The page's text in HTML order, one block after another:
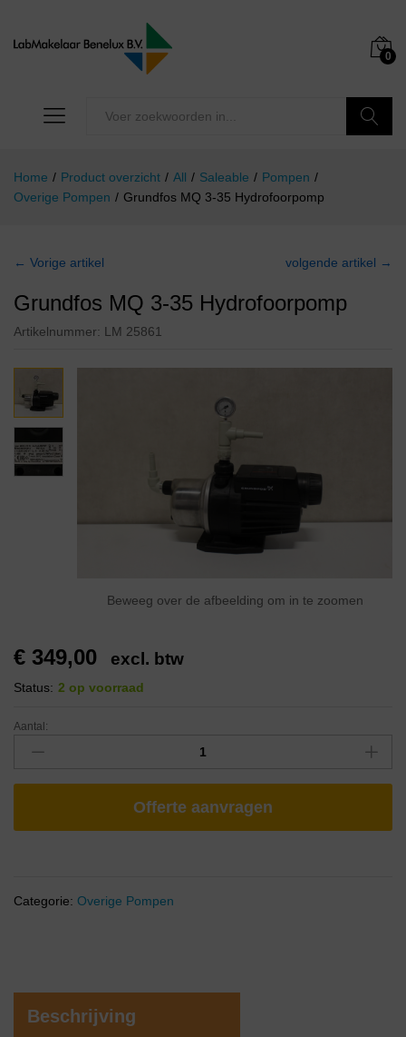
0
Home / Product overzicht / All / Saleable / Pompen /
Overige Pompen / Grundfos MQ 3-35 Hydrofoorpomp
← Vorige artikel volgende artikel →
Grundfos MQ 3-35 Hydrofoorpomp
Artikelnummer: LM 25861
Beweeg over de afbeelding om in te zoomen
€ 349,00 excl. btw
Status: 2 op voorraad
Aantal:
Offerte aanvragen
Categorie: Overige Pompen
Beschrijving